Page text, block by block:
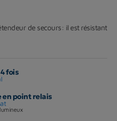
de secours: il est résistant
fois
en point relais